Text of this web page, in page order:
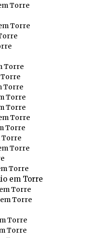
Torre
Torre
Torre
Torre
Torre
Torre
Torre
Torre
Torre
Torre
Torre
Torre
em Torre
Torre
Torre
Torre
Torre